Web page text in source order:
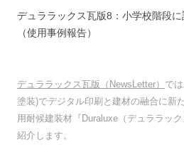
デュララックス瓦版8：小学校階段
（使用事例報告）
デュララックス瓦版（NewsLetter） で
塗装)でデジタル印刷と建材の融合に新
用耐候建装材『Duraluxe（デュララッ
紹介します。